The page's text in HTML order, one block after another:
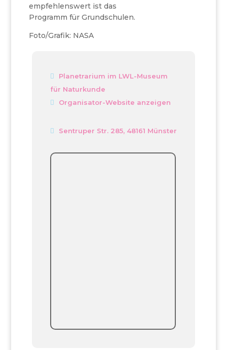
empfehlenswert ist das
Programm für Grundschulen.
Foto/Grafik: NASA
Planetrarium im LWL-Museum
für Naturkunde
Organisator-Website anzeigen
Sentruper Str. 285, 48161 Münster